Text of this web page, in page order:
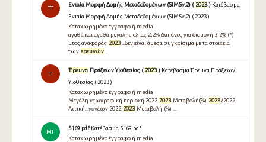
TT
Ενιαία Μορφή Δομής Μεταδεδομένων (SIMSv.2) ( 2023) Κατέβασμα
Ενιαία Μορφή Δομής Μεταδεδομένων (SIMSv.2) ( 2023 )
Καταχωρημένο έγγραφο ή media
αγαθά και αγαθά μεγάλης αξίας 2,2% Δαπάνες για διαμονή 3,2% (*)
Έτος αναφοράς 2023...δεν είναι άμεσα συγκρίσιμα με τα στοιχεία
των ερευνών
TT
Έρευνα Πράξεων Υιοθεσίας ( 2023) Κατέβασμα Έρευνα Πράξεων
Υιοθεσίας ( 2023 )
Καταχωρημένο έγγραφο ή media
Μεγάλη γεωγραφική περιοχή 2022 2023Μεταβολή(%) 2023/2022
Αττική...γονέων 2022 2023Μεταβολή (%) ...
ΜΓ
5169.pdf Κατέβασμα 5169.pdf
Καταχωρημένο έγγραφο ή media